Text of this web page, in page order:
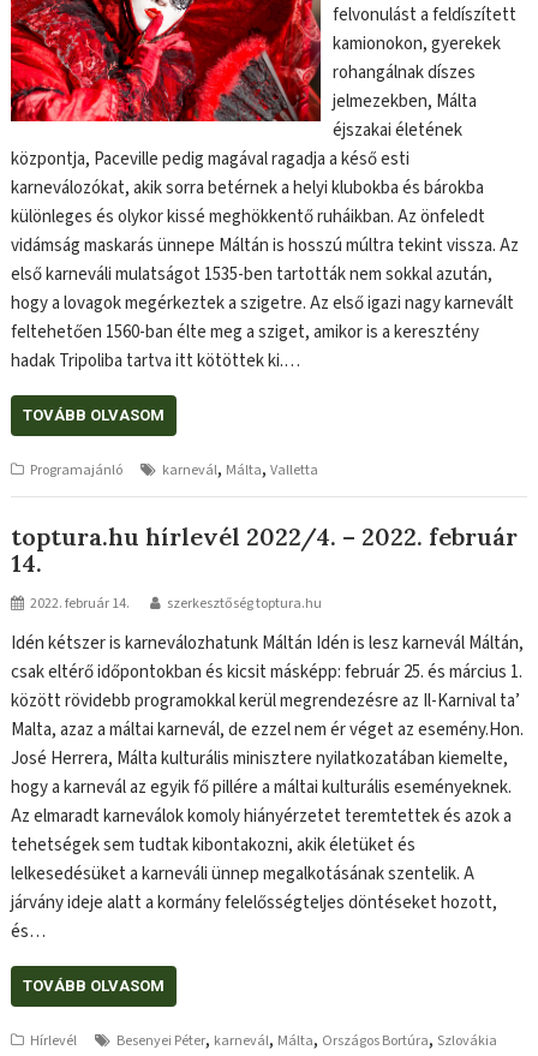
felvonulást a feldíszített
kamionokon, gyerekek
rohangálnak díszes
jelmezekben, Málta
éjszakai életének
központja, Paceville pedig magával ragadja a késő esti
karneválozókat, akik sorra betérnek a helyi klubokba és bárokba
különleges és olykor kissé meghökkentő ruháikban. Az önfeledt
vidámság maskarás ünnepe Máltán is hosszú múltra tekint vissza. Az
első karneváli mulatságot 1535-ben tartották nem sokkal azután,
hogy a lovagok megérkeztek a szigetre. Az első igazi nagy karnevált
feltehetően 1560-ban élte meg a sziget, amikor is a keresztény
hadak Tripoliba tartva itt kötöttek ki.…
TOVÁBB OLVASOM
Programajánló karnevál, Málta,Valletta
toptura.hu hírlevél 2022/4. – 2022. február
14.
2022. február 14. szerkesztőség toptura.hu
Idén kétszer is karneválozhatunk Máltán Idén is lesz karnevál Máltán,
csak eltérő időpontokban és kicsit másképp: február 25. és március 1.
között rövidebb programokkal kerül megrendezésre az Il-Karnival ta’
Malta, azaz a máltai karnevál, de ezzel nem ér véget az esemény.Hon.
José Herrera, Málta kulturális minisztere nyilatkozatában kiemelte,
hogy a karnevál az egyik fő pillére a máltai kulturális eseményeknek.
Az elmaradt karneválok komoly hiányérzetet teremtettek és azok a
tehetségek sem tudtak kibontakozni, akik életüket és
lelkesedésüket a karneváli ünnep megalkotásának szentelik. A
járvány ideje alatt a kormány felelősségteljes döntéseket hozott,
és…
TOVÁBB OLVASOM
Hírlevél Besenyei Péter, karnevál, Málta, Országos Bortúra, Szlovákia